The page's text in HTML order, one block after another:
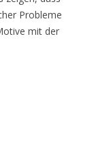
Probleme
mit der